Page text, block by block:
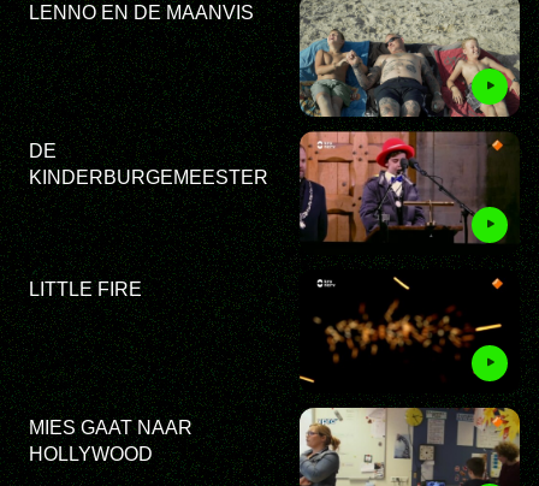
LENNO EN DE MAANVIS
DE
KINDERBURGEMEESTER
LITTLE FIRE
MIES GAAT NAAR
HOLLYWOOD